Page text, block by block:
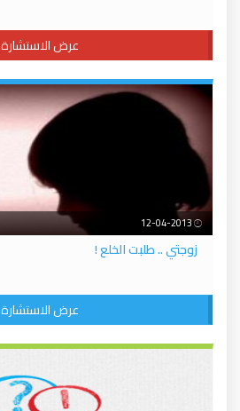
عرض الاستشارة
12-04-2013
زوجتي .. طلبت الخلع !
عرض الاستشارة